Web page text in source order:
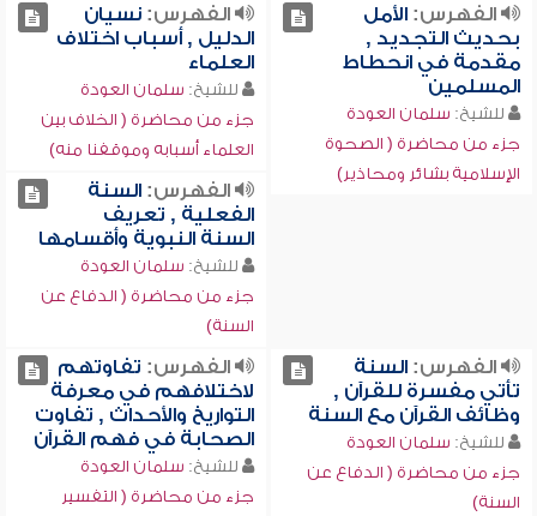
الفهرس:الأمل
بحديث التجديد ,
مقدمة في انحطاط
المسلمين
للشيخ: سلمان العودة
جزء من محاضرة ( الصحوة
الإسلامية بشائر ومحاذير)
الفهرس:نسيان
الدليل , أسباب اختلاف
العلماء
للشيخ: سلمان العودة
جزء من محاضرة ( الخلاف بين
العلماء أسبابه وموقفنا منه)
الفهرس:السنة
الفعلية , تعريف
السنة النبوية وأقسامها
للشيخ: سلمان العودة
جزء من محاضرة ( الدفاع عن
السنة)
الفهرس:السنة
تأتي مفسرة للقرآن ,
وظائف القرآن مع السنة
للشيخ: سلمان العودة
جزء من محاضرة ( الدفاع عن
السنة)
الفهرس: تفاوتهم
لاختلافهم في معرفة
التواريخ والأحداث , تفاوت
الصحابة في فهم القرآن
للشيخ: سلمان العودة
جزء من محاضرة ( التفسير